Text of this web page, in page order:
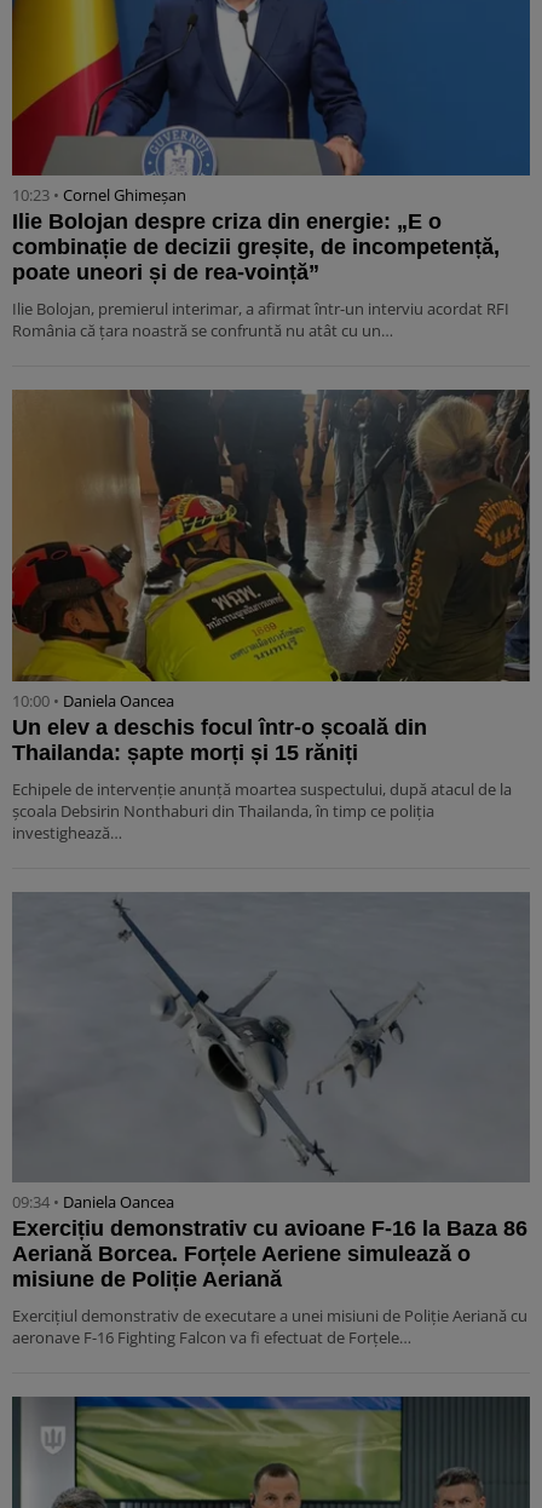
10:23 • Cornel Ghimeșan
Ilie Bolojan despre criza din energie: „E o
combinație de decizii greșite, de incompetență,
poate uneori și de rea-voință”
Ilie Bolojan, premierul interimar, a afirmat într-un interviu acordat RFI
România că țara noastră se confruntă nu atât cu un…
10:00 • Daniela Oancea
Un elev a deschis focul într-o școală din
Thailanda: șapte morți și 15 răniți
Echipele de intervenție anunță moartea suspectului, după atacul de la
școala Debsirin Nonthaburi din Thailanda, în timp ce poliția
investighează…
09:34 • Daniela Oancea
Exercițiu demonstrativ cu avioane F-16 la Baza 86
Aeriană Borcea. Forțele Aeriene simulează o
misiune de Poliție Aeriană
Exercițiul demonstrativ de executare a unei misiuni de Poliție Aeriană cu
aeronave F-16 Fighting Falcon va fi efectuat de Forțele…